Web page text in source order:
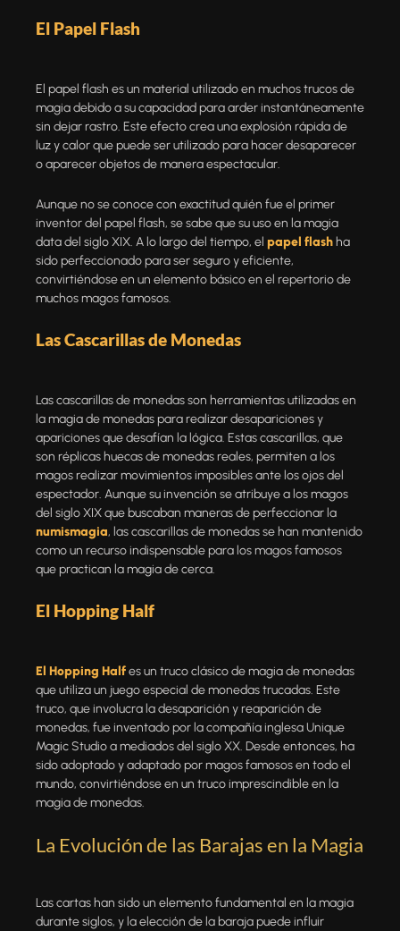
El Papel Flash
El papel flash es un material utilizado en muchos trucos de
magia debido a su capacidad para arder instantáneamente
sin dejar rastro. Este efecto crea una explosión rápida de
luz y calor que puede ser utilizado para hacer desaparecer
o aparecer objetos de manera espectacular.
Aunque no se conoce con exactitud quién fue el primer
inventor del papel flash, se sabe que su uso en la magia
data del siglo XIX. A lo largo del tiempo, el papel flash ha
sido perfeccionado para ser seguro y eficiente,
convirtiéndose en un elemento básico en el repertorio de
muchos magos famosos.
Las Cascarillas de Monedas
Lascascarillas de monedasson herramientas utilizadas en
la magia de monedas para realizar desapariciones y
apariciones que desafían la lógica. Estas cascarillas, que
son réplicas huecas de monedas reales, permiten a los
magos realizar movimientos imposibles ante los ojos del
espectador. Aunque su invención se atribuye a los magos
del siglo XIX que buscaban maneras de perfeccionar la
numismagia, las cascarillas de monedas se han mantenido
como un recurso indispensable para los magos famosos
que practican la magia de cerca.
El Hopping Half
El Hopping Halfes un truco clásico de magia de monedas
que utiliza un juego especial de monedas trucadas. Este
truco, que involucra la desaparición y reaparición de
monedas, fue inventado por la compañía inglesa Unique
Magic Studio a mediados del siglo XX. Desde entonces, ha
sido adoptado y adaptado por magos famosos en todo el
mundo, convirtiéndose en un truco imprescindible en la
magia de monedas.
La Evolución de las Barajas en la Magia
Las cartas han sido un elemento fundamental en la magia
durante siglos, y la elección de la baraja puede influir